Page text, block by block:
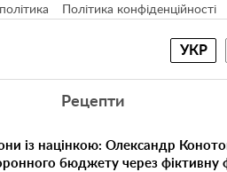
Політика конфіденційності
УКР
Рецепти
із націнкою: Олександр
бюджету через фіктивну